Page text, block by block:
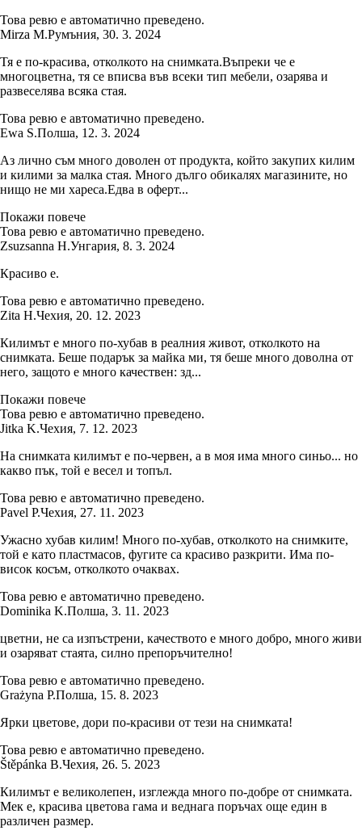
Това ревю е автоматично преведено.
Mirza M.Румъния, 30. 3. 2024
Тя е по-красива, отколкото на снимката.Въпреки че е
многоцветна, тя се вписва във всеки тип мебели, озарява и
развеселява всяка стая.
Това ревю е автоматично преведено.
Ewa S.Полша, 12. 3. 2024
Аз лично съм много доволен от продукта, който закупих килим
и килими за малка стая. Много дълго обикалях магазините, но
нищо не ми хареса.Едва в оферт...
Покажи повече
Това ревю е автоматично преведено.
Zsuzsanna H.Унгария, 8. 3. 2024
Красиво е.
Това ревю е автоматично преведено.
Zita H.Чехия, 20. 12. 2023
Килимът е много по-хубав в реалния живот, отколкото на
снимката. Беше подарък за майка ми, тя беше много доволна от
него, защото е много качествен: зд...
Покажи повече
Това ревю е автоматично преведено.
Jitka K.Чехия, 7. 12. 2023
На снимката килимът е по-червен, а в моя има много синьо... но
какво пък, той е весел и топъл.
Това ревю е автоматично преведено.
Pavel P.Чехия, 27. 11. 2023
Ужасно хубав килим! Много по-хубав, отколкото на снимките,
той е като пластмасов, фугите са красиво разкрити. Има по-
висок косъм, отколкото очаквах.
Това ревю е автоматично преведено.
Dominika K.Полша, 3. 11. 2023
цветни, не са изпъстрени, качеството е много добро, много живи
и озаряват стаята, силно препоръчително!
Това ревю е автоматично преведено.
Grażyna P.Полша, 15. 8. 2023
Ярки цветове, дори по-красиви от тези на снимката!
Това ревю е автоматично преведено.
Štěpánka B.Чехия, 26. 5. 2023
Килимът е великолепен, изглежда много по-добре от снимката.
Мек е, красива цветова гама и веднага поръчах още един в
различен размер.